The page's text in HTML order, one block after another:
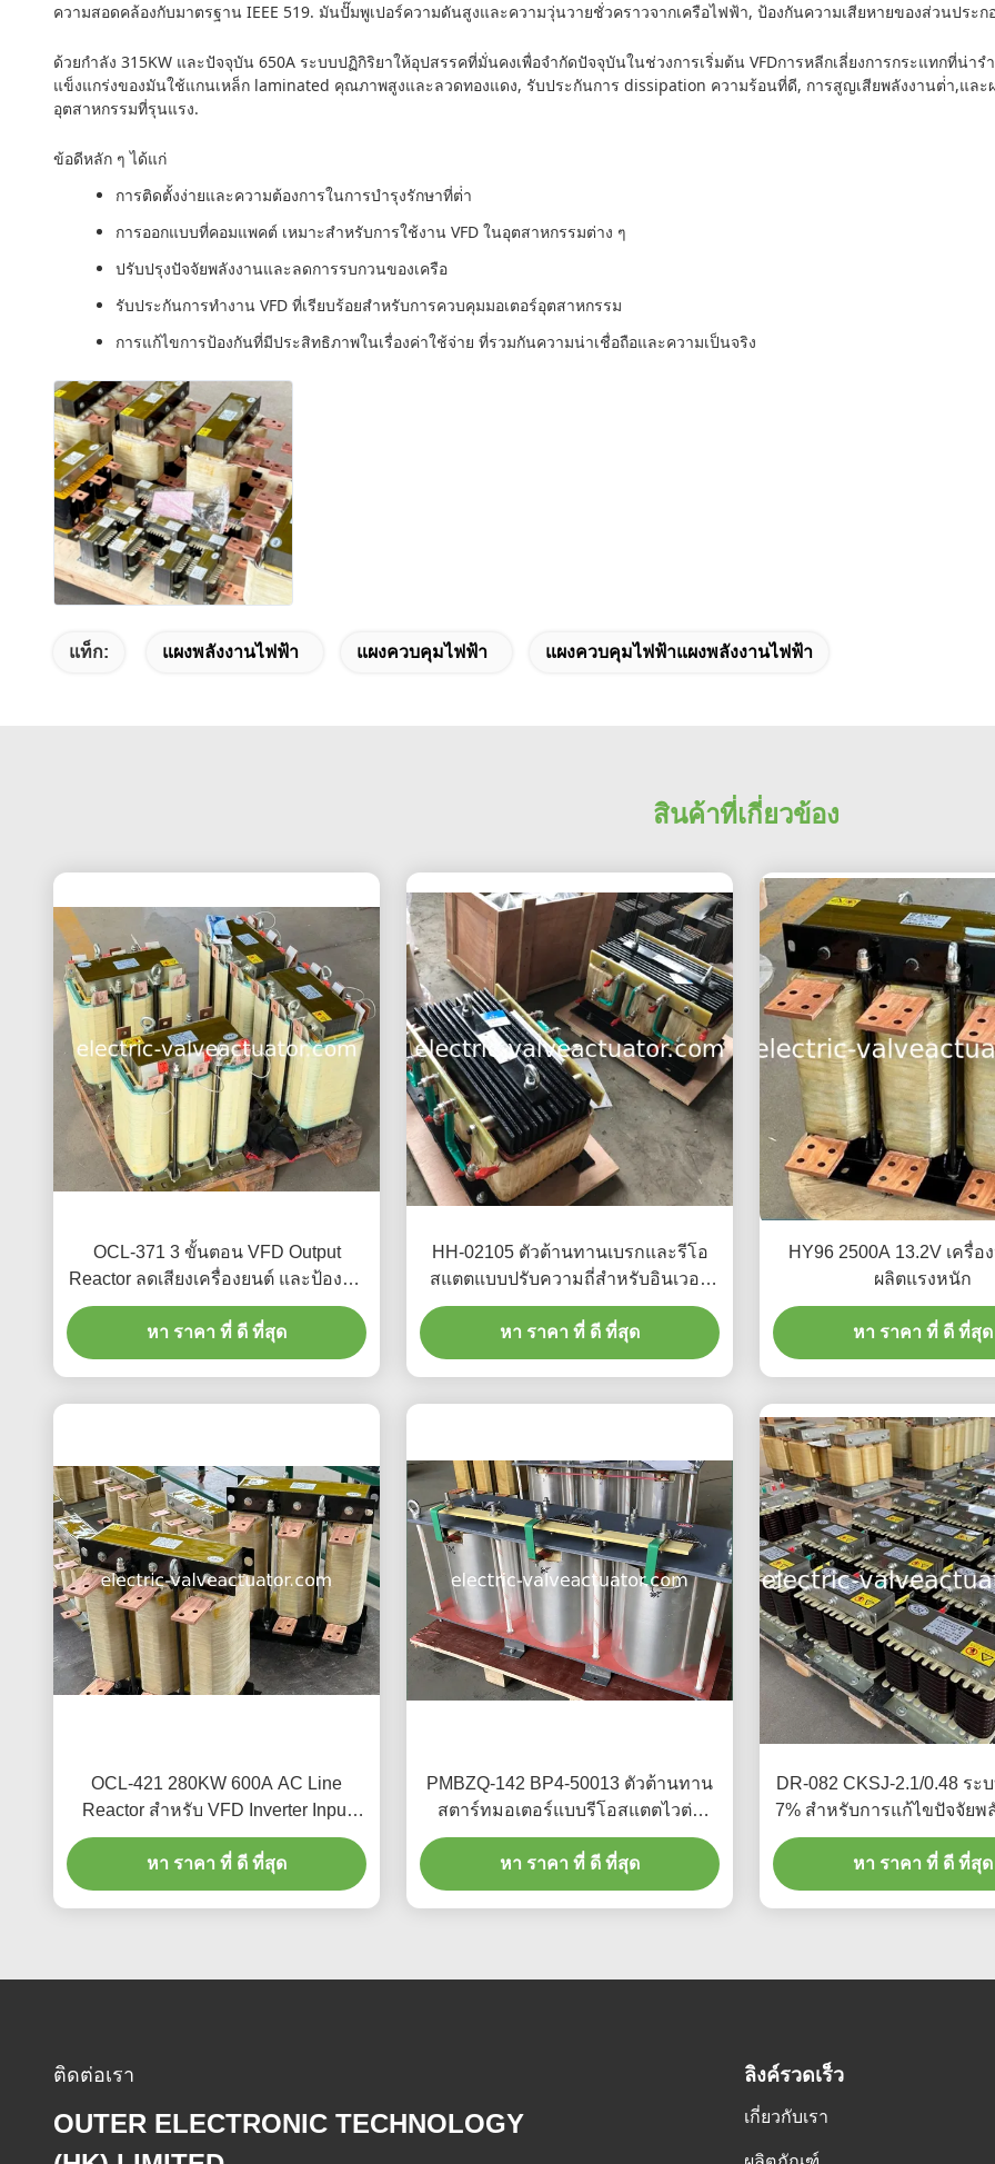
ความสอดคล้องกับมาตรฐาน IEEE 519. มันปั๊มพูเปอร์ความดันสูงและความวุ่นวายชั่วคราวจากเครือไฟฟ้า, ป้องกันความเสียหายของส่วนประ
ด้วยกําลัง 315KW และปัจจุบัน 650A ระบบปฏิกิริยาให้อุปสรรคที่มั่นคงเพื่อจํากัดปัจจุบันในช่วงการเริ่มต้น VFDการหลีกเลี่ยงการกระแทกที่น่
แข็งแกร่งของมันใช้แกนเหล็ก laminated คุณภาพสูงและลวดทองแดง, รับประกันการ dissipation ความร้อนที่ดี, การสูญเสียพลังงานต่ํา,แล
อุตสาหกรรมที่รุนแรง.
ข้อดีหลัก ๆ ได้แก่
การติดตั้งง่ายและความต้องการในการบํารุงรักษาที่ต่ํา
การออกแบบที่คอมแพคต์ เหมาะสําหรับการใช้งาน VFD ในอุตสาหกรรมต่าง ๆ
ปรับปรุงปัจจัยพลังงานและลดการรบกวนของเครือ
รับประกันการทํางาน VFD ที่เรียบร้อยสําหรับการควบคุมมอเตอร์อุตสาหกรรม
การแก้ไขการป้องกันที่มีประสิทธิภาพในเรื่องค่าใช้จ่าย ที่รวมกันความน่าเชื่อถือและความเป็นจริง
แท็ก: แผงพลังงานไฟฟ้า แผงควบคุมไฟฟ้า แผงควบคุมไฟฟ้าแผงพลังงานไฟฟ้า
สินค้าที่เกี่ยวข้อง
OCL-371 3 ขั้นตอน VFD Output
Reactor ลดเสียงเครื่องยนต์ และป้องกัน
อินเวอร์เตอร์จากฮาร์โมนิกส์
380V/660V
หา ราคา ที่ ดี ที่สุด
HH-02105 ตัวต้านทานเบรกและรีโอ
สแตตแบบปรับความถี่สำหรับอินเวอร์
เตอร์ VFD
หา ราคา ที่ ดี ที่สุด
HY96 2500A 13.2V เครื่อ
ผลิตแรงหนัก
หา ราคา ที่ ดี ที่สุด
OCL-421 280KW 600A AC Line
Reactor สําหรับ VFD Inverter Input
Output
หา ราคา ที่ ดี ที่สุด
PMBZQ-142 BP4-50013 ตัวต้านทาน
สตาร์ทมอเตอร์แบบรีโอสแตตไวต่อ
ความถี่
หา ราคา ที่ ดี ที่สุด
DR-082 CKSJ-2.1/0.48 ระ
7% สําหรับการแก้ไขปัจจัยพ
ธนาคารพัดพัด
หา ราคา ที่ ดี ที่สุด
ติดต่อเรา
OUTER ELECTRONIC TECHNOLOGY
ลิงค์รวดเร็ว
เกี่ยวกับเรา